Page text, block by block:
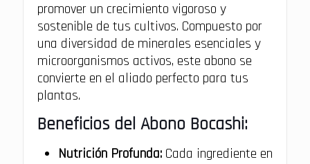
promover un crecimiento vigoroso y
sostenible de tus cultivos. Compuesto por
una diversidad de minerales esenciales y
microorganismos activos, este abono se
convierte en el aliado perfecto para tus
plantas.
Beneficios del Abono Bocashi:
Nutrición Profunda: Cada ingrediente en